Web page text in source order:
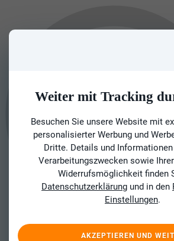
Weiter mit Tracking
Besuchen Sie unsere Website mit
personalisierter Werbung und
Dritte. Details und
Verarbeitungszwecken sowie
Widerrufsmöglichkeit finden
Datenschutzerklärung und in den
Einstellungen.
AKZEPTIEREN UND